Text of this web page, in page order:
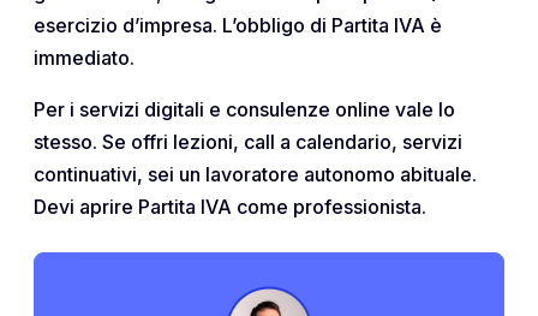
esercizio d’impresa. L’obbligo di Partita IVA è
immediato.
Per i servizi digitali e consulenze online vale lo
stesso. Se offri lezioni, call a calendario, servizi
continuativi, sei un lavoratore autonomo abituale.
Devi aprire Partita IVA come professionista.